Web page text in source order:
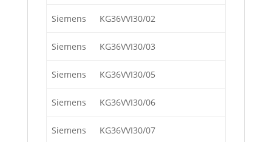
Siemens KG36VVI30/02
Siemens KG36VVI30/03
Siemens KG36VVI30/05
Siemens KG36VVI30/06
Siemens KG36VVI30/07